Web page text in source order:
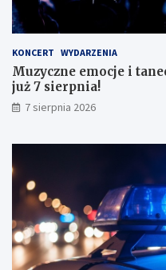
a
ł
m
i
w
y
k
a
m
KONCERT WYDARZENIA
Muzyczne emocje i
już 7 sierpnia!
7 sierpnia 2026